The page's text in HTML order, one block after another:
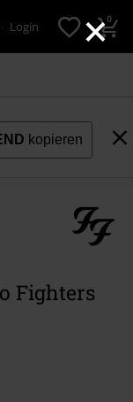
×
Login 0
kopieren
Fighters